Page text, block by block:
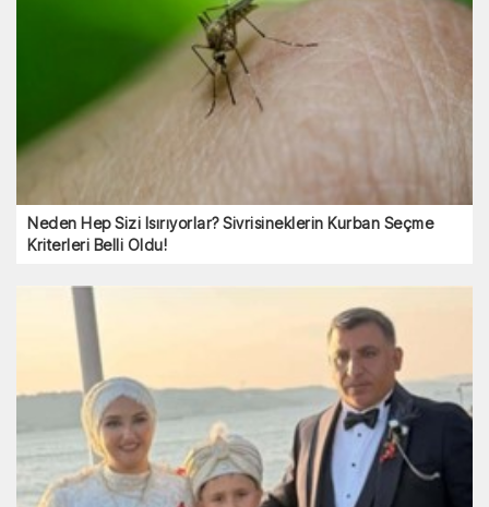
Neden Hep Sizi Isırıyorlar? Sivrisineklerin Kurban Seçme
Kriterleri Belli Oldu!